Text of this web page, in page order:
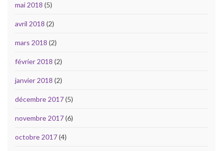
mai 2018 (5)
avril 2018 (2)
mars 2018 (2)
février 2018 (2)
janvier 2018 (2)
décembre 2017(5)
novembre 2017(6)
octobre 2017(4)